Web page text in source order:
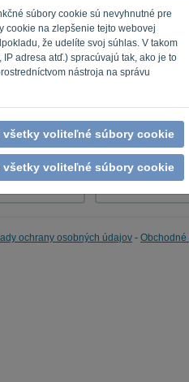
súbory cookie sú nevyhnutné pre
cookie na zlepšenie tejto webovej
že udelíte svoj súhlas. V takom
adresa atď.) spracúvajú tak, ako je to
nástroja na správu
voliteľné súbory cookie
všetky voliteľné súbory cookie
Pripomínajte mi
PRIHLÁSIŤ SA
ochrany osobných údajov -